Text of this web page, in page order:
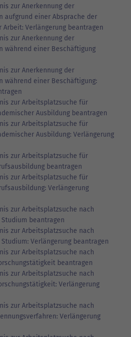
zur Anerkennung der
aufgrund einer Absprache der
Arbeit: Verlängerung beantragen
zur Anerkennung der
während einer Beschäftigung
zur Anerkennung der
während einer Beschäftigung:
zur Arbeitsplatzsuche für
Ausbildung beantragen
zur Arbeitsplatzsuche für
Ausbildung: Verlängerung
zur Arbeitsplatzsuche für
beantragen
zur Arbeitsplatzsuche für
Verlängerung
zur Arbeitsplatzsuche nach
beantragen
zur Arbeitsplatzsuche nach
Verlängerung beantragen
zur Arbeitsplatzsuche nach
beantragen
zur Arbeitsplatzsuche nach
Verlängerung
zur Arbeitsplatzsuche nach
Verlängerung